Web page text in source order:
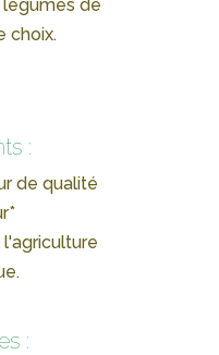
de
choix.
:
de qualité
l'agriculture
: